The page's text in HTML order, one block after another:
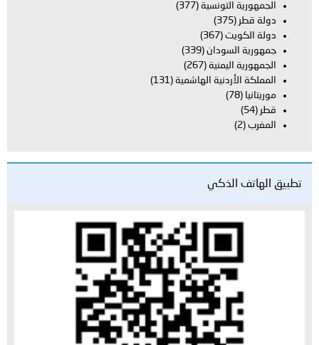
الجمهورية التونسية (377)
دولة قطر (375)
دولة الكويت (367)
جمهورية السودان (339)
الجمهورية اليمنية (267)
المملكة الأردنية الهاشمية (131)
موريتانيا (78)
قطر (54)
المغرب (2)
تطبيق الهاتف الذكي